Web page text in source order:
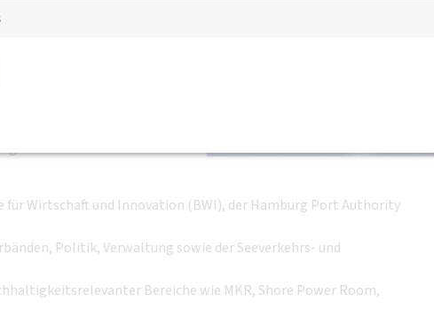
Wandel
lädt in Kooperation mit
der AIDAprima ein. Im
Schifffahrt mit
durch Prof. Dr. Jan
für Wirtschaft und Innovation (BWI), der Hamburg Port Authority
Politik, Verwaltung sowie der Seeverkehrs- und
Bereiche wie MKR, Shore Power Room,